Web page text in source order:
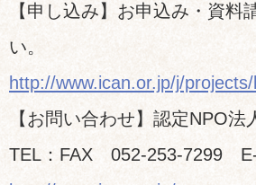
【申し込み】お申込み・資
い。
http://www.ican.or.jp/j/
【お問い合わせ】認定NPO
TEL：FAX 052-253-7299 E-